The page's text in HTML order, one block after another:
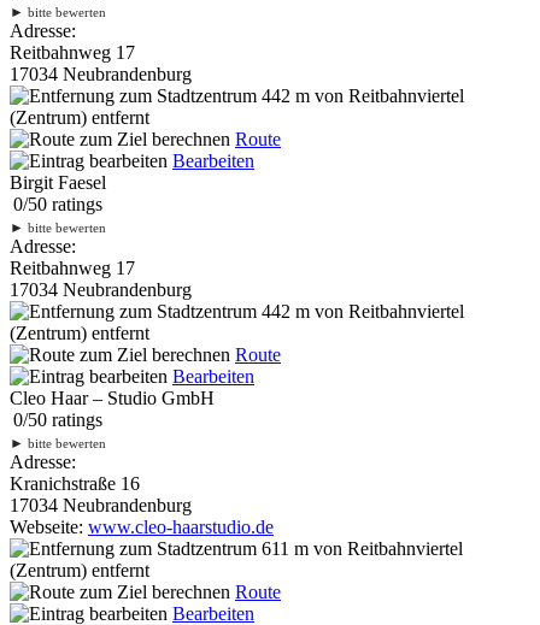
► bitte bewerten
Adresse:
Reitbahnweg 17
17034 Neubrandenburg
442 m von Reitbahnviertel
(Zentrum) entfernt
Route
Bearbeiten
Birgit Faesel
0/50 ratings
► bitte bewerten
Adresse:
Reitbahnweg 17
17034 Neubrandenburg
442 m von Reitbahnviertel
(Zentrum) entfernt
Route
Bearbeiten
Cleo Haar – Studio GmbH
0/50 ratings
► bitte bewerten
Adresse:
Kranichstraße 16
17034 Neubrandenburg
Webseite: www.cleo-haarstudio.de
611 m von Reitbahnviertel
(Zentrum) entfernt
Route
Bearbeiten